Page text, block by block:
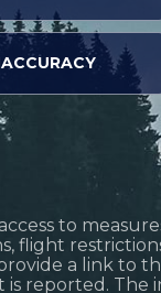
to
flight
a link to
reported. The